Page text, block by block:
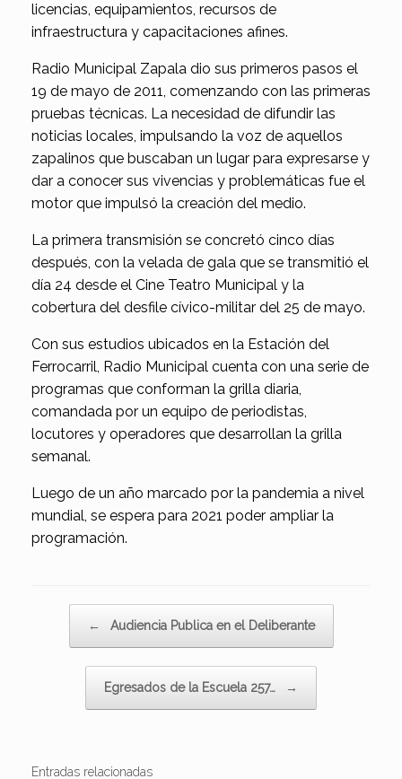
licencias, equipamientos, recursos de
infraestructura y capacitaciones afines.
Radio Municipal Zapala dio sus primeros pasos el
19 de mayo de 2011, comenzando con las primeras
pruebas técnicas. La necesidad de difundir las
noticias locales, impulsando la voz de aquellos
zapalinos que buscaban un lugar para expresarse y
dar a conocer sus vivencias y problemáticas fue el
motor que impulsó la creación del medio.
La primera transmisión se concretó cinco días
después, con la velada de gala que se transmitió el
día 24 desde el Cine Teatro Municipal y la
cobertura del desfile cívico-militar del 25 de mayo.
Con sus estudios ubicados en la Estación del
Ferrocarril, Radio Municipal cuenta con una serie de
programas que conforman la grilla diaria,
comandada por un equipo de periodistas,
locutores y operadores que desarrollan la grilla
semanal.
Luego de un año marcado por la pandemia a nivel
mundial, se espera para 2021 poder ampliar la
programación.
← Audiencia Publica en el Deliberante
Egresados de la Escuela 257… →
Entradas relacionadas